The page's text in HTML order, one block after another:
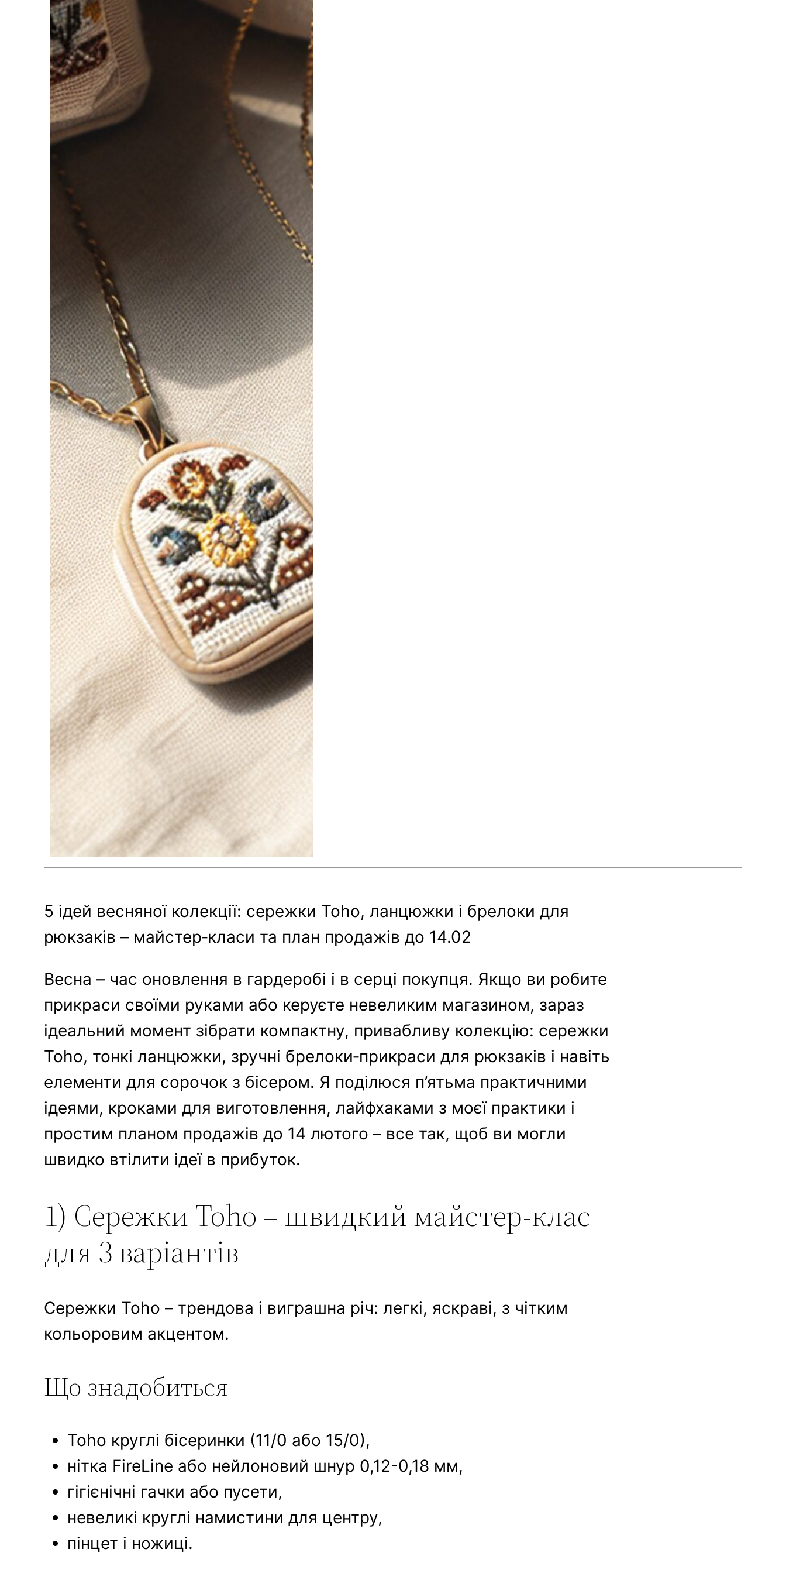
5 ідей весняної колекції: сережки Toho, ланцюжки і брелоки для
рюкзаків – майстер‑класи та план продажів до 14.02
Весна – час оновлення в гардеробі і в серці покупця. Якщо ви робите
прикраси своїми руками або керуєте невеликим магазином, зараз
ідеальний момент зібрати компактну, привабливу колекцію: сережки
Toho, тонкі ланцюжки, зручні брелоки‑прикраси для рюкзаків і навіть
елементи для сорочок з бісером. Я поділюся п’ятьма практичними
ідеями, кроками для виготовлення, лайфхаками з моєї практики і
простим планом продажів до 14 лютого – все так, щоб ви могли
швидко втілити ідеї в прибуток.
1) Сережки Toho – швидкий майстер‑клас
для 3 варіантів
Сережки Toho – трендова і виграшна річ: легкі, яскраві, з чітким
кольоровим акцентом.
Що знадобиться
Toho круглі бісеринки (11/0 або 15/0),
нітка FireLine або нейлоновий шнур 0,12-0,18 мм,
гігієнічні гачки або пусети,
невеликі круглі намистини для центру,
пінцет і ножиці.